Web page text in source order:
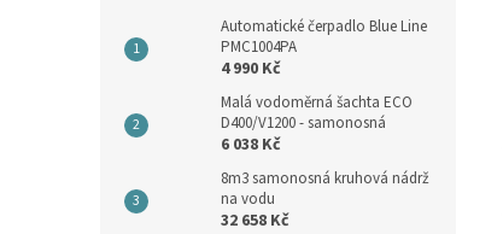
Automatické čerpadlo Blue Line
PMC1004PA
4 990 Kč
Malá vodoměrná šachta ECO
D400/V1200 - samonosná
6 038 Kč
8m3 samonosná kruhová nádrž
na vodu
32 658 Kč